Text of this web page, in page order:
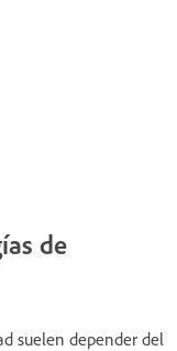
de
suelen depender del